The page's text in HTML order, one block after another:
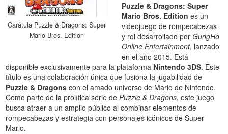
Carátula Puzzle & Dragons: Super
Mario Bros. Edition
Puzzle & Dragons: Super
Mario Bros. Edition es un
videojuego de rompecabezas
y rol desarrollado porGungHo
Online Entertainment, lanzado
en el año 2015. Está
disponible exclusivamente para la plataforma Nintendo 3DS. Este
título es una colaboración única que fusiona la jugabilidad de
Puzzle & Dragons con el amado universo de Mario de Nintendo.
Como parte de la prolífica serie dePuzzle & Dragons, este juego
busca atraer a un amplio público al combinar elementos de
rompecabezas y estrategia con personajes icónicos de Super
Mario.